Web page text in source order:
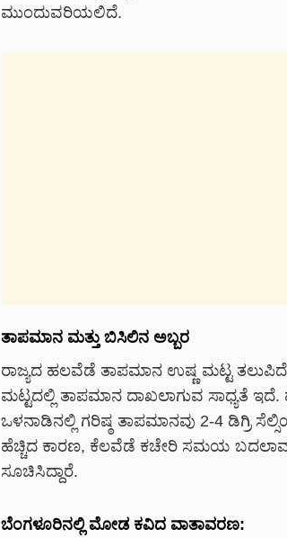
ಮುಂದುವರಿಯಲಿದೆ.
ತಾಪಮಾನ ಮತ್ತು ಬಿಸಿಲಿನ ಅಬ್ಬರ
ರಾಜ್ಯದ ಹಲವೆಡೆ ತಾಪಮಾನ ಉಷ್ಣ ಮಟ್ಟ
ಮಟ್ಟದಲ್ಲಿ ತಾಪಮಾನ ದಾಖಲಾಗುವ ಸಾಧ್ಯತೆ
ಒಳನಾಡಿನಲ್ಲಿ ಗರಿಷ್ಠ ತಾಪಮಾನವು 2-4 ಡಿಗ್ರಿ
ಹೆಚ್ಚಿದ ಕಾರಣ, ಕೆಲವೆಡೆ ಕಚೇರಿ ಸಮಯ
ಸೂಚಿಸಿದ್ದಾರೆ.
ಬೆಂಗಳೂರಿನಲ್ಲಿ ಮೋಡ ಕವಿದ ವಾತಾವರಣ: